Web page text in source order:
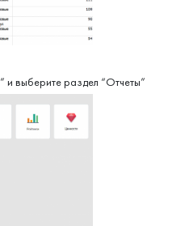
и выберите раздел “Отчеты”